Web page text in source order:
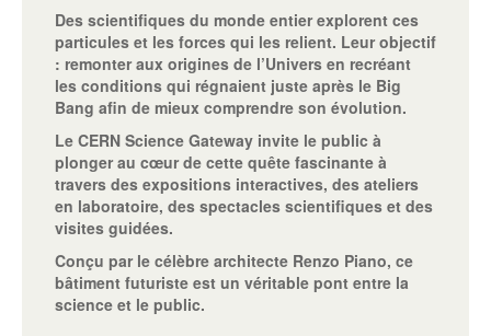
Des scientifiques du monde entier explorent ces
particules et les forces qui les relient. Leur objectif
: remonter aux origines de l’Univers en recréant
les conditions qui régnaient juste après le Big
Bang afin de mieux comprendre son évolution.
Le CERN Science Gateway invite le public à
plonger au cœur de cette quête fascinante à
travers des expositions interactives, des ateliers
en laboratoire, des spectacles scientifiques et des
visites guidées.
Conçu par le célèbre architecte Renzo Piano, ce
bâtiment futuriste est un véritable pont entre la
science et le public.